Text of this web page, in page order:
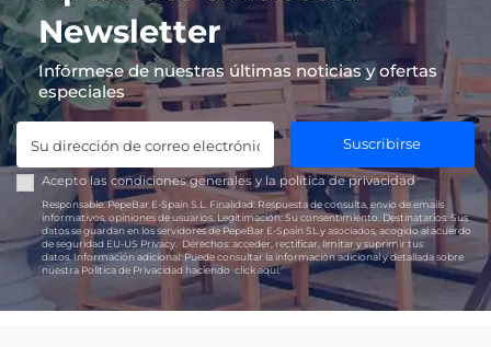
Newsletter
Infórmese de nuestras últimas noticias y ofertas
especiales
Suscribirse
Acepto las condiciones generales y lapolítica de privacidad
Responsable:PepeBar E-Spain S.L. Finalidad: Respuesta de consulta, envío de emails
informativos, opiniones de usuarios. Legitimación: Su consentimiento. Destinatarios:Sus
datos se guardan en los servidores de PepeBar E-Spain SL y asociados, acogido al acuerdo
de seguridad EU-US Privacy. Derechos: acceder, rectificar, limitar y suprimir tus
datos.Información adicional:Puede consultar la información adicional y detallada sobre
nuestra Política de Privacidad haciendoclick aquí.